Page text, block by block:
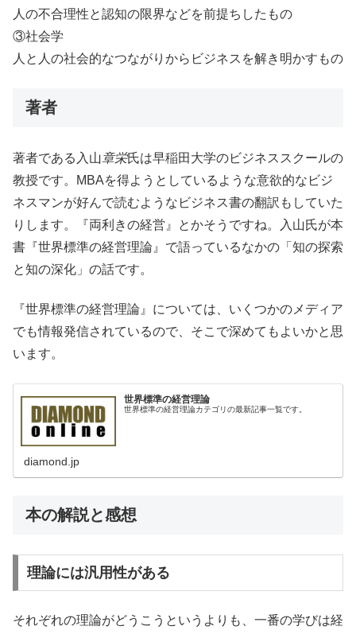
人の不合理性と認知の限界などを前提ちしたもの
③社会学
人と人の社会的なつながりからビジネスを解き明かすもの
著者
著者である入山章栄氏は早稲田大学のビジネススクールの
教授です。MBAを得ようとしているような意欲的なビジ
ネスマンが好んで読むようなビジネス書の翻訳もしていた
りします。『両利きの経営』とかそうですね。入山氏が本
書『世界標準の経営理論』で語っているなかの「知の探索
と知の深化」の話です。
『世界標準の経営理論』については、いくつかのメディア
でも情報発信されているので、そこで深めてもよいかと思
います。
世界標準の経営理論
世界標準の経営理論カテゴリの最新記事一覧です。
diamond.jp
本の解説と感想
理論には汎用性がある
それぞれの理論がどうこうというよりも、一番の学びは経